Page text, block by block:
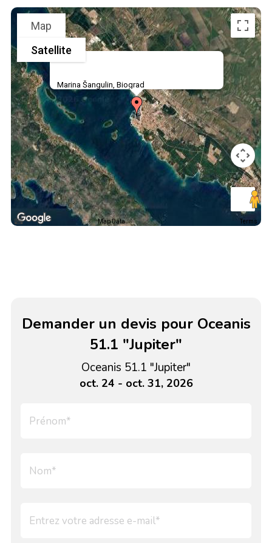
Marina Šangulin, Biograd
Map
Satellite
Map Data Terms
Demander un devis pour Oceanis
51.1 "Jupiter"
Oceanis 51.1 "Jupiter"
oct. 24 - oct. 31, 2026